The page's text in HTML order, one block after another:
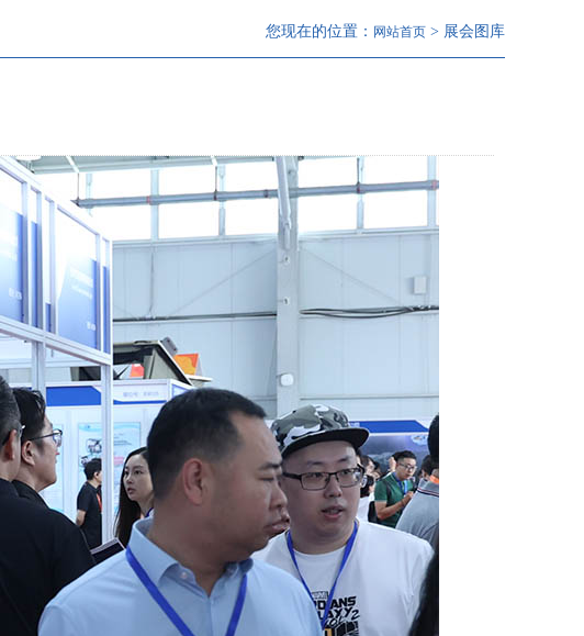
您现在的位置： 网站首页 > 展会图库